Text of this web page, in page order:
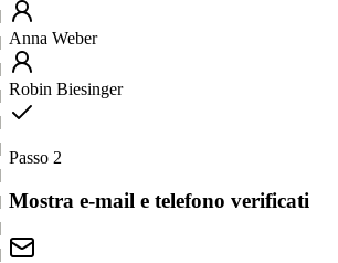
Anna Weber
Robin Biesinger
Passo 2
Mostra e-mail e telefono verificati